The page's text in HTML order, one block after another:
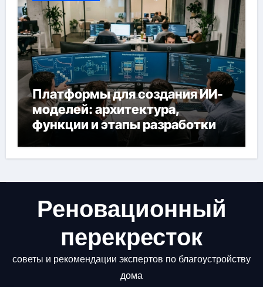
Платформы для создания ИИ-
моделей: архитектура,
функции и этапы разработки
Реновационный
перекресток
советы и рекомендации экспертов по благоустройству
дома